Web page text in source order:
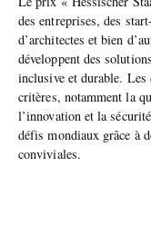
des entreprises, des
d’architectes et bien
développent des
inclusive et durable.
critères, notamment la
l’innovation et la
défis mondiaux grâce à
conviviales.